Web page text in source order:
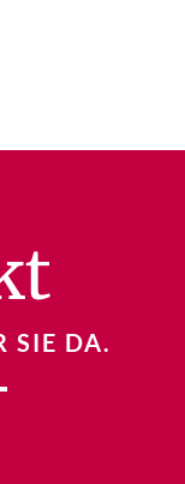
SIE DA.